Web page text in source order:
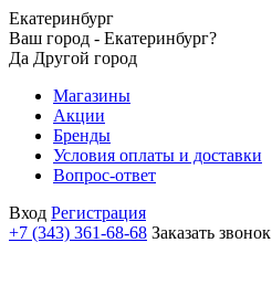
Екатеринбург
Ваш город - Екатеринбург?
Да Другой город
Магазины
Акции
Бренды
Условия оплаты и доставки
Вопрос-ответ
Вход Регистрация
+7 (343) 361-68-68 Заказать звонок